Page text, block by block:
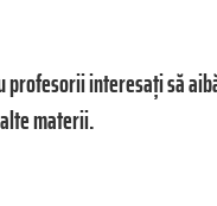
interesați să
materii.